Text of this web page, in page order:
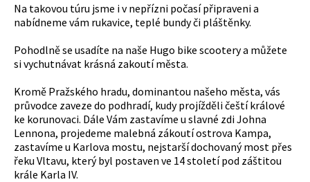
Na takovou túru jsme i v nepřízni počasí připraveni a
nabídneme vám rukavice, teplé bundy či pláštěnky.
Pohodlně se usadíte na naše Hugo bike scootery a můžete
si vychutnávat krásná zakoutí města.
Kromě Pražského hradu, dominantou našeho města, vás
průvodce zaveze do podhradí, kudy projížděli čeští králové
ke korunovaci. Dále Vám zastavíme u slavné zdi Johna
Lennona, projedeme malebná zákoutí ostrova Kampa,
zastavíme u Karlova mostu, nejstarší dochovaný most přes
řeku Vltavu, který byl postaven ve 14 století pod záštitou
krále Karla IV.